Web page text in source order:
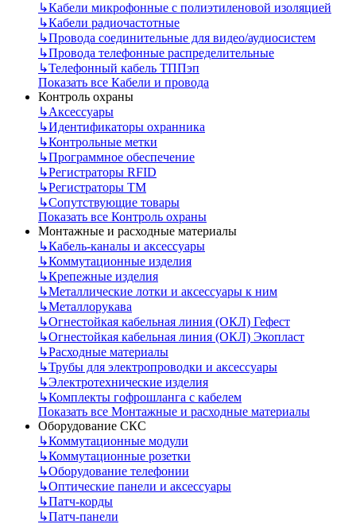
↳Кабели микрофонные с полиэтиленовой изоляцией
↳Кабели радиочастотные
↳Провода соединительные для видео/аудиосистем
↳Провода телефонные распределительные
↳Телефонный кабель ТППэп
Показать все Кабели и провода
Контроль охраны
↳Аксессуары
↳Идентификаторы охранника
↳Контрольные метки
↳Программное обеспечение
↳Регистраторы RFID
↳Регистраторы ТМ
↳Сопутствующие товары
Показать все Контроль охраны
Монтажные и расходные материалы
↳Кабель-каналы и аксессуары
↳Коммутационные изделия
↳Крепежные изделия
↳Металлические лотки и аксессуары к ним
↳Металлорукава
↳Огнестойкая кабельная линия (ОКЛ) Гефест
↳Огнестойкая кабельная линия (ОКЛ) Экопласт
↳Расходные материалы
↳Трубы для электропроводки и аксессуары
↳Электротехнические изделия
↳Комплекты гофрошланга с кабелем
Показать все Монтажные и расходные материалы
Оборудование СКС
↳Коммутационные модули
↳Коммутационные розетки
↳Оборудование телефонии
↳Оптические панели и аксессуары
↳Патч-корды
↳Патч-панели